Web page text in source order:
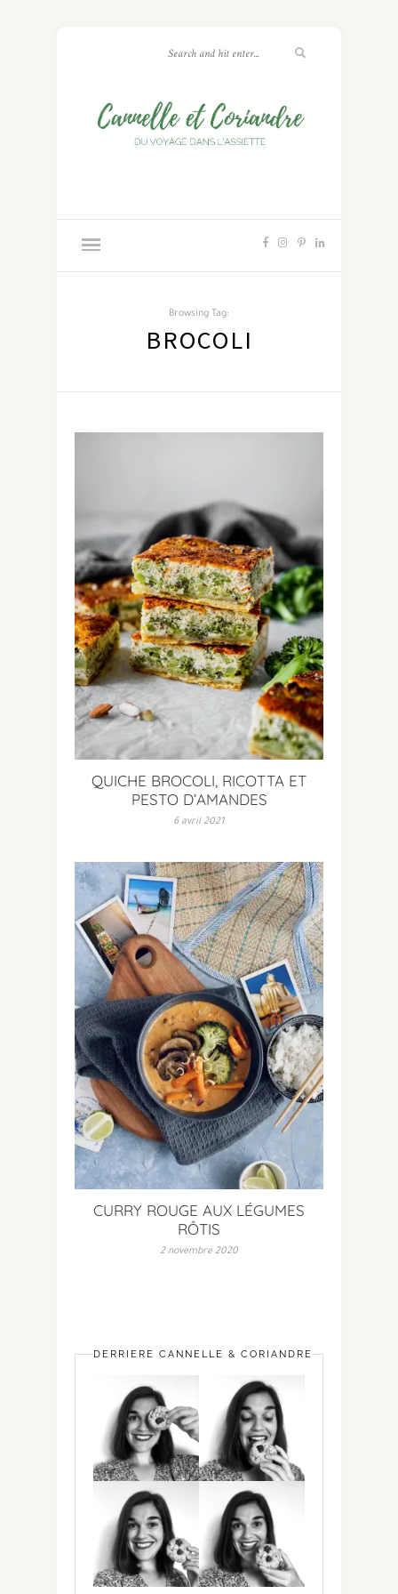
Browsing Tag:
BROCOLI
QUICHE BROCOLI, RICOTTA ET
PESTO D’AMANDES
6 avril 2021
CURRY ROUGE AUX LÉGUMES
RÔTIS
2 novembre 2020
DERRIÈRE CANNELLE & CORIANDRE